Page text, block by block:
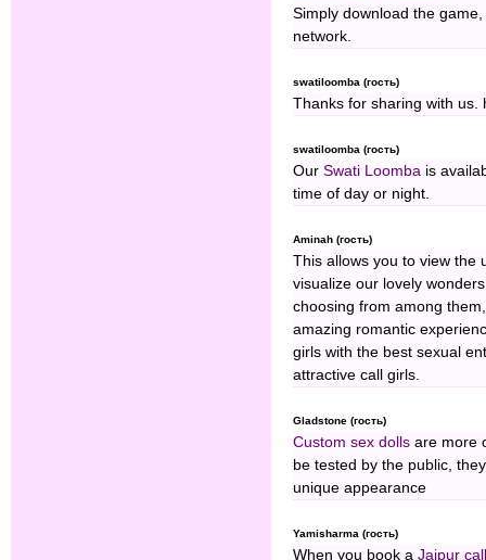
Simply download the
network.
swatiloomba (гость)
Thanks for sharing with us.
swatiloomba (гость)
Our Swati Loomba is
time of day or night.
Aminah (гость)
This allows you to view the
visualize our lovely
choosing from among
amazing romantic
girls with the best sexual
attractive call girls.
Gladstone (гость)
Custom sex dolls are more
be tested by the public,
unique appearance
Yamisharma (гость)
When you book a Jaipur